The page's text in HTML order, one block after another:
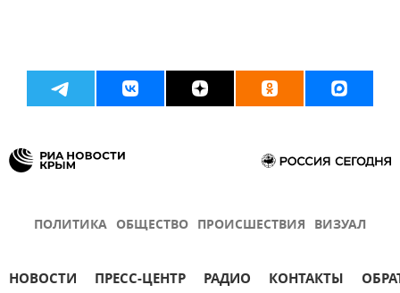
ПОЛИТИКА ОБЩЕСТВО ПРОИСШЕСТВИЯ ВИЗУАЛ
НОВОСТИ ПРЕСС-ЦЕНТР РАДИО КОНТАКТЫ